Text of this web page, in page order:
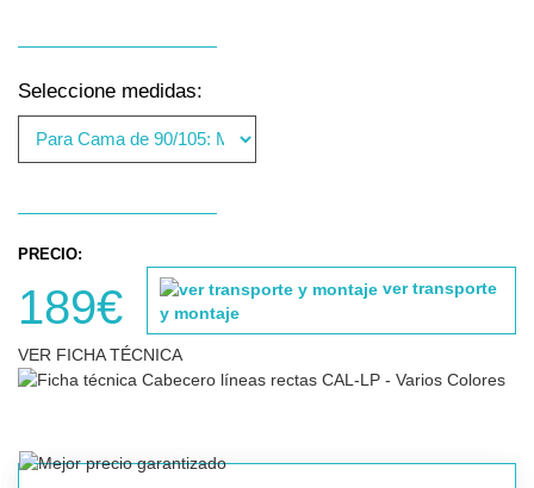
Seleccione medidas:
PRECIO:
189€
ver transporte
y montaje
VER FICHA TÉCNICA